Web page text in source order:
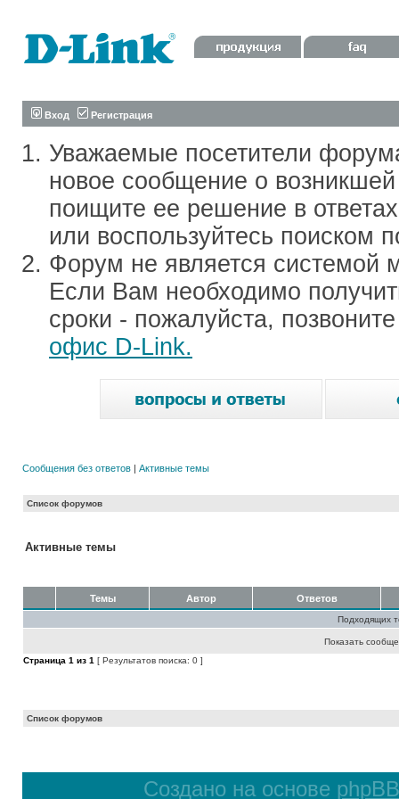
Вход Регистрация
Уважаемые посетители
новое сообщение о
поищите ее решение в
или воспользуйтесь поиском
Форум не является системой
Если Вам необходимо
сроки - пожалуйста,
офис D-Link.
Сообщения без ответов | Активные темы
Список форумов
Активные темы
Темы Автор Ответов
Подходящих
Показать
Страница 1 из 1 [ Результатов поиска: 0 ]
Список форумов
Создано на основе phpBB